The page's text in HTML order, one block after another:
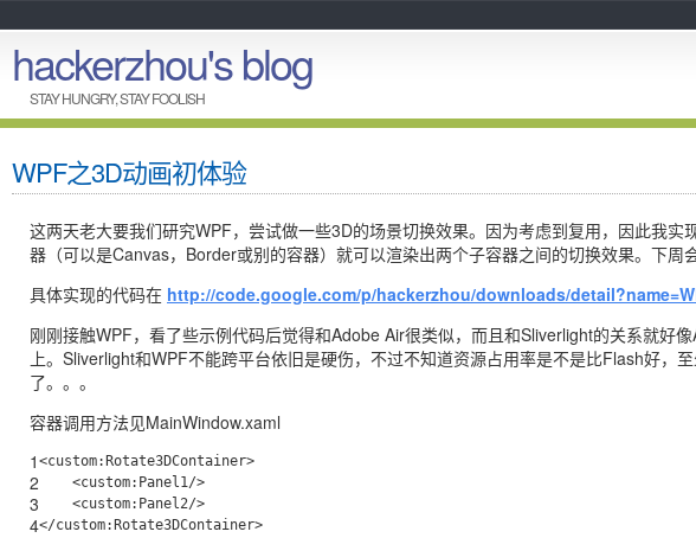
hackerzhou's blog
STAY HUNGRY, STAY FOOLISH
WPF之3D动画初体验
这两天老大要我们研究WPF，尝试做一些3D的场景切换效果。因为考虑到复用，因此我
器（可以是Canvas，Border或别的容器）就可以渲染出两个子容器之间的切换效果。下周
具体实现的代码在 http://code.google.com/p/hackerzhou/downloads/
刚刚接触WPF，看了些示例代码后觉得和Adobe Air很类似，而且和Sliverlight的关系就好
上。Sliverlight和WPF不能跨平台依旧是硬伤，不过不知道资源占用率是不是比Flash好，
了。。。
容器调用方法见MainWindow.xaml
1
2
3
4
<custom:Rotate3DContainer>
<custom:Panel1/>
<custom:Panel2/>
</custom:Rotate3DContainer>